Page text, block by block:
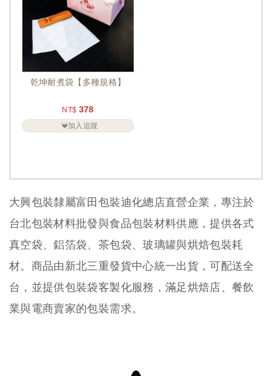
乾坤耐煮袋【多種規格】
NT$ 378
加入追蹤
大興包裝隸屬富田包裝迪化總店直營企業，專注於
台北包裝材料批發與食品包裝材料供應，提供各式
真空袋、鋁箔袋、茶包袋、玻璃罐與烘焙包裝耗
材。商品由新北三重發貨中心統一出貨，可配送全
台，並提供包裝袋客製化服務，滿足烘焙店、餐飲
業與電商賣家的包裝需求。